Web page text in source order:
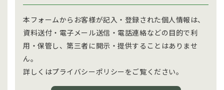
本フォームからお客様が記入・登録された個人情報は、
資料送付・電子メール送信・電話連絡などの目的で利
用・保管し、第三者に開示・提供することはありませ
ん。
詳しくはプライバシーポリシーをご覧ください。